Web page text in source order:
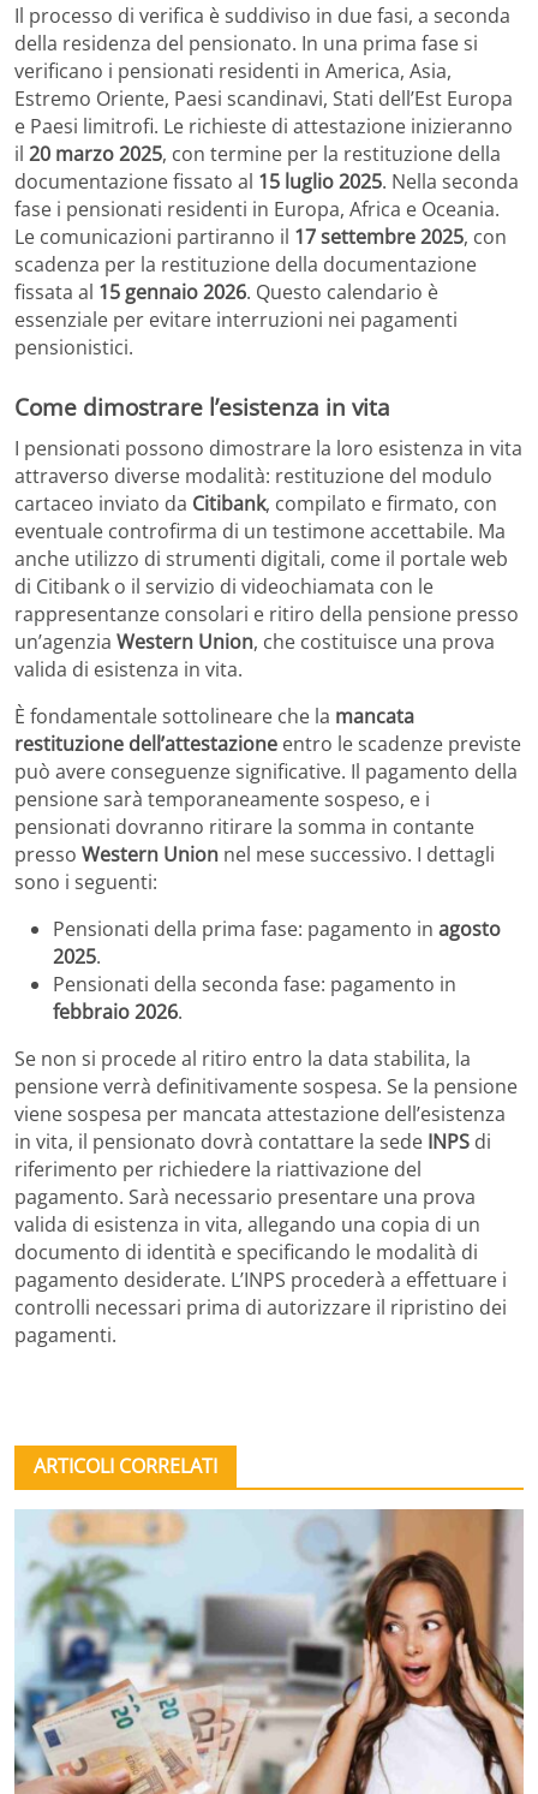
Il processo di verifica è suddiviso in due fasi, a seconda
della residenza del pensionato. In una prima fase si
verificano i pensionati residenti in America, Asia,
Estremo Oriente, Paesi scandinavi, Stati dell’Est Europa
e Paesi limitrofi. Le richieste di attestazione inizieranno
il 20 marzo 2025, con termine per la restituzione della
documentazione fissato al 15 luglio 2025. Nella seconda
fase i pensionati residenti in Europa, Africa e Oceania.
Le comunicazioni partiranno il 17 settembre 2025, con
scadenza per la restituzione della documentazione
fissata al 15 gennaio 2026. Questo calendario è
essenziale per evitare interruzioni nei pagamenti
pensionistici.
Come dimostrare l’esistenza in vita
I pensionati possono dimostrare la loro esistenza in vita
attraverso diverse modalità: restituzione del modulo
cartaceo inviato da Citibank, compilato e firmato, con
eventuale controfirma di un testimone accettabile. Ma
anche utilizzo di strumenti digitali, come il portale web
di Citibank o il servizio di videochiamata con le
rappresentanze consolari e ritiro della pensione presso
un’agenzia Western Union, che costituisce una prova
valida di esistenza in vita.
È fondamentale sottolineare che la mancata
restituzione dell’attestazione entro le scadenze previste
può avere conseguenze significative. Il pagamento della
pensione sarà temporaneamente sospeso, e i
pensionati dovranno ritirare la somma in contante
presso Western Union nel mese successivo. I dettagli
sono i seguenti:
Pensionati della prima fase: pagamento in agosto
2025.
Pensionati della seconda fase: pagamento in
febbraio 2026.
Se non si procede al ritiro entro la data stabilita, la
pensione verrà definitivamente sospesa. Se la pensione
viene sospesa per mancata attestazione dell’esistenza
in vita, il pensionato dovrà contattare la sede INPS di
riferimento per richiedere la riattivazione del
pagamento. Sarà necessario presentare una prova
valida di esistenza in vita, allegando una copia di un
documento di identità e specificando le modalità di
pagamento desiderate. L’INPS procederà a effettuare i
controlli necessari prima di autorizzare il ripristino dei
pagamenti.
ARTICOLI CORRELATI